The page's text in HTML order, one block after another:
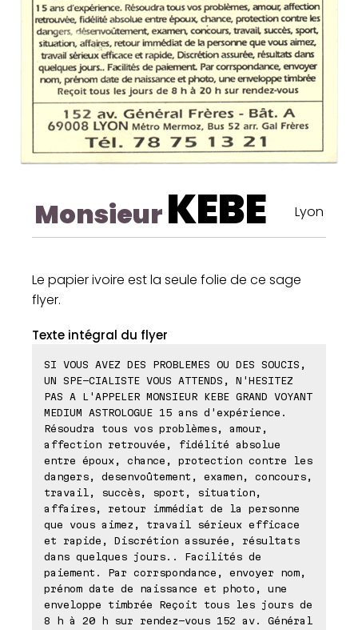
MonsieurKEBE Lyon
Le papier ivoire est la seule folie de ce sage
flyer.
Texte intégral du flyer
SI VOUS AVEZ DES PROBLEMES OU DES SOUCIS,
UN SPE-CIALISTE VOUS ATTENDS, N'HESITEZ
PAS A L'APPELER MONSIEUR KEBE GRAND VOYANT
MEDIUM ASTROLOGUE 15 ans d'expérience.
Résoudra tous vos problèmes, amour,
affection retrouvée, fidélité absolue
entre époux, chance, protection contre les
dangers, desenvoûtement, examen, concours,
travail, succès, sport, situation,
affaires, retour immédiat de la personne
que vous aimez, travail sérieux efficace
et rapide, Discrétion assurée, résultats
dans quelques jours.. Facilités de
paiement. Par corrspondance, envoyer nom,
prénom date de naissance et photo, une
enveloppe timbrée Reçoit tous les jours de
8 h à 20 h sur rendez-vous 152 av. Général